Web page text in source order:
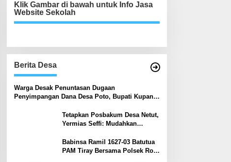
Klik Gambar di bawah untuk Info Jasa
Website Sekolah
Berita Desa
‎Warga Desak Penuntasan Dugaan
Penyimpangan Dana Desa Poto, Bupati Kupang:
Tetapkan Posbakum Desa Netut,
Yermias Seffi: Mudahkan
Hukum
Babinsa Ramil 1627-03 Batutua
PAM Tiray Bersama Polsek Rote